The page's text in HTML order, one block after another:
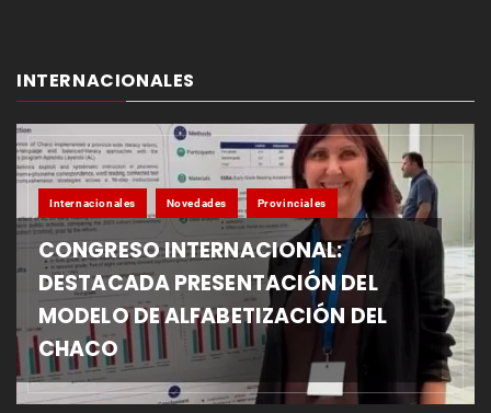
INTERNACIONALES
Internacionales Novedades Provinciales
CONGRESO INTERNACIONAL:
DESTACADA PRESENTACIÓN DEL
MODELO DE ALFABETIZACIÓN DEL
CHACO